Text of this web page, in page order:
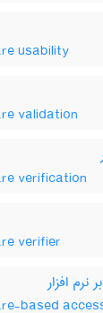
usability
validation
verification
verifier
افزار
based